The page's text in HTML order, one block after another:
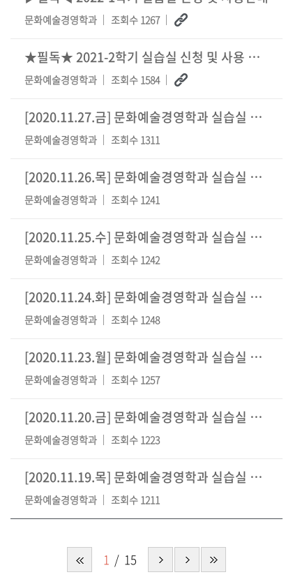
문화예술경영학과 조회수 1267
★필독★ 2021-2학기 실습실 신청 및 사용 안내
문화예술경영학과 조회수 1584
[2020.11.27.금] 문화예술경영학과 실습실 신청
문화예술경영학과 조회수 1311
[2020.11.26.목] 문화예술경영학과 실습실 신청
문화예술경영학과 조회수 1241
[2020.11.25.수] 문화예술경영학과 실습실 신청
문화예술경영학과 조회수 1242
[2020.11.24.화] 문화예술경영학과 실습실 신청
문화예술경영학과 조회수 1248
[2020.11.23.월] 문화예술경영학과 실습실 신청
문화예술경영학과 조회수 1257
[2020.11.20.금] 문화예술경영학과 실습실 신청
문화예술경영학과 조회수 1223
[2020.11.19.목] 문화예술경영학과 실습실 신청
문화예술경영학과 조회수 1211
1 15